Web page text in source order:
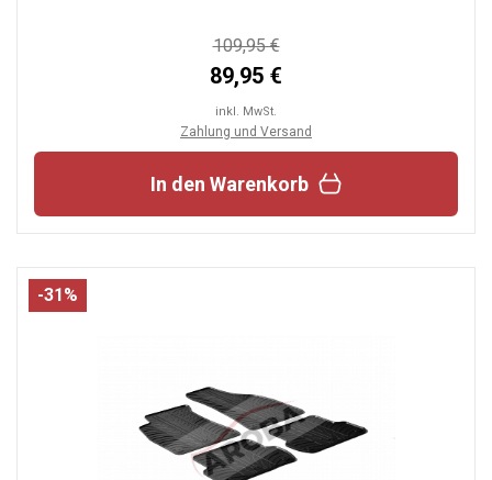
109,95 €
89,95 €
inkl. MwSt.
Zahlung und Versand
In den Warenkorb
-31%